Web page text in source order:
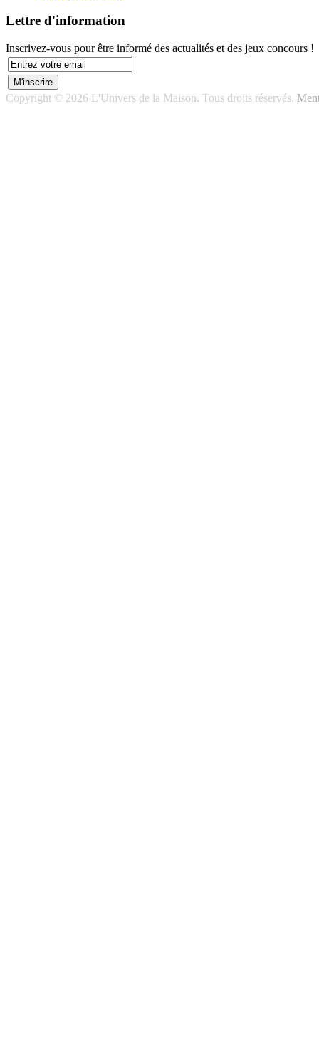
Lettre d'information
Inscrivez-vous pour être informé des actualités et des jeux concours !
Copyright © 2026 L'Univers de la Maison. Tous droits réservés.